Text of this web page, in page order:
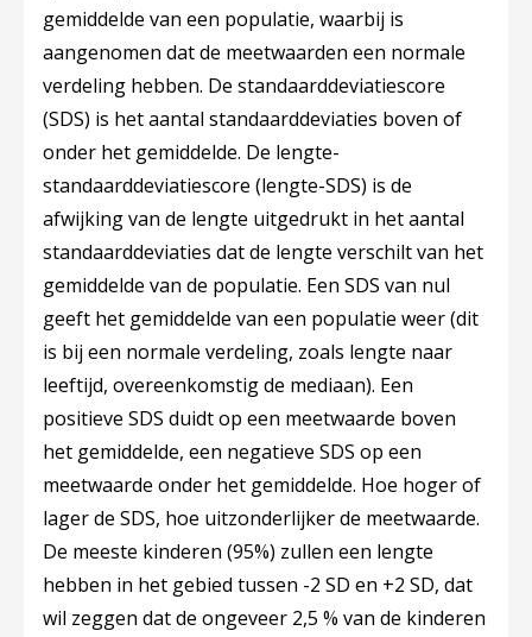
gemiddelde van een populatie, waarbij is
aangenomen dat de meetwaarden een normale
verdeling hebben. De standaarddeviatiescore
(SDS) is het aantal standaarddeviaties boven of
onder het gemiddelde. De lengte-
standaarddeviatiescore (lengte-SDS) is de
afwijking van de lengte uitgedrukt in het aantal
standaarddeviaties dat de lengte verschilt van het
gemiddelde van de populatie. Een SDS van nul
geeft het gemiddelde van een populatie weer (dit
is bij een normale verdeling, zoals lengte naar
leeftijd, overeenkomstig de mediaan). Een
positieve SDS duidt op een meetwaarde boven
het gemiddelde, een negatieve SDS op een
meetwaarde onder het gemiddelde. Hoe hoger of
lager de SDS, hoe uitzonderlijker de meetwaarde.
De meeste kinderen (95%) zullen een lengte
hebben in het gebied tussen -2 SD en +2 SD, dat
wil zeggen dat de ongeveer 2,5 % van de kinderen